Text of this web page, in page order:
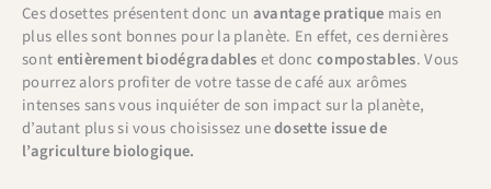
Ces dosettes présentent donc un avantage pratique mais en
plus elles sont bonnes pour la planète. En effet, ces dernières
sontentièrement biodégradableset donccompostables. Vous
pourrez alors profiter de votre tasse de café aux arômes
intenses sans vous inquiéter de son impact sur la planète,
d’autant plus si vous choisissez unedosette issue de
l’agriculture biologique.